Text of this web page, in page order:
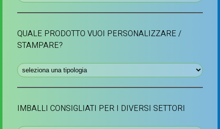
QUALE PRODOTTO VUOI PERSONALIZZARE /
STAMPARE?
IMBALLI CONSIGLIATI PER I DIVERSI SETTORI